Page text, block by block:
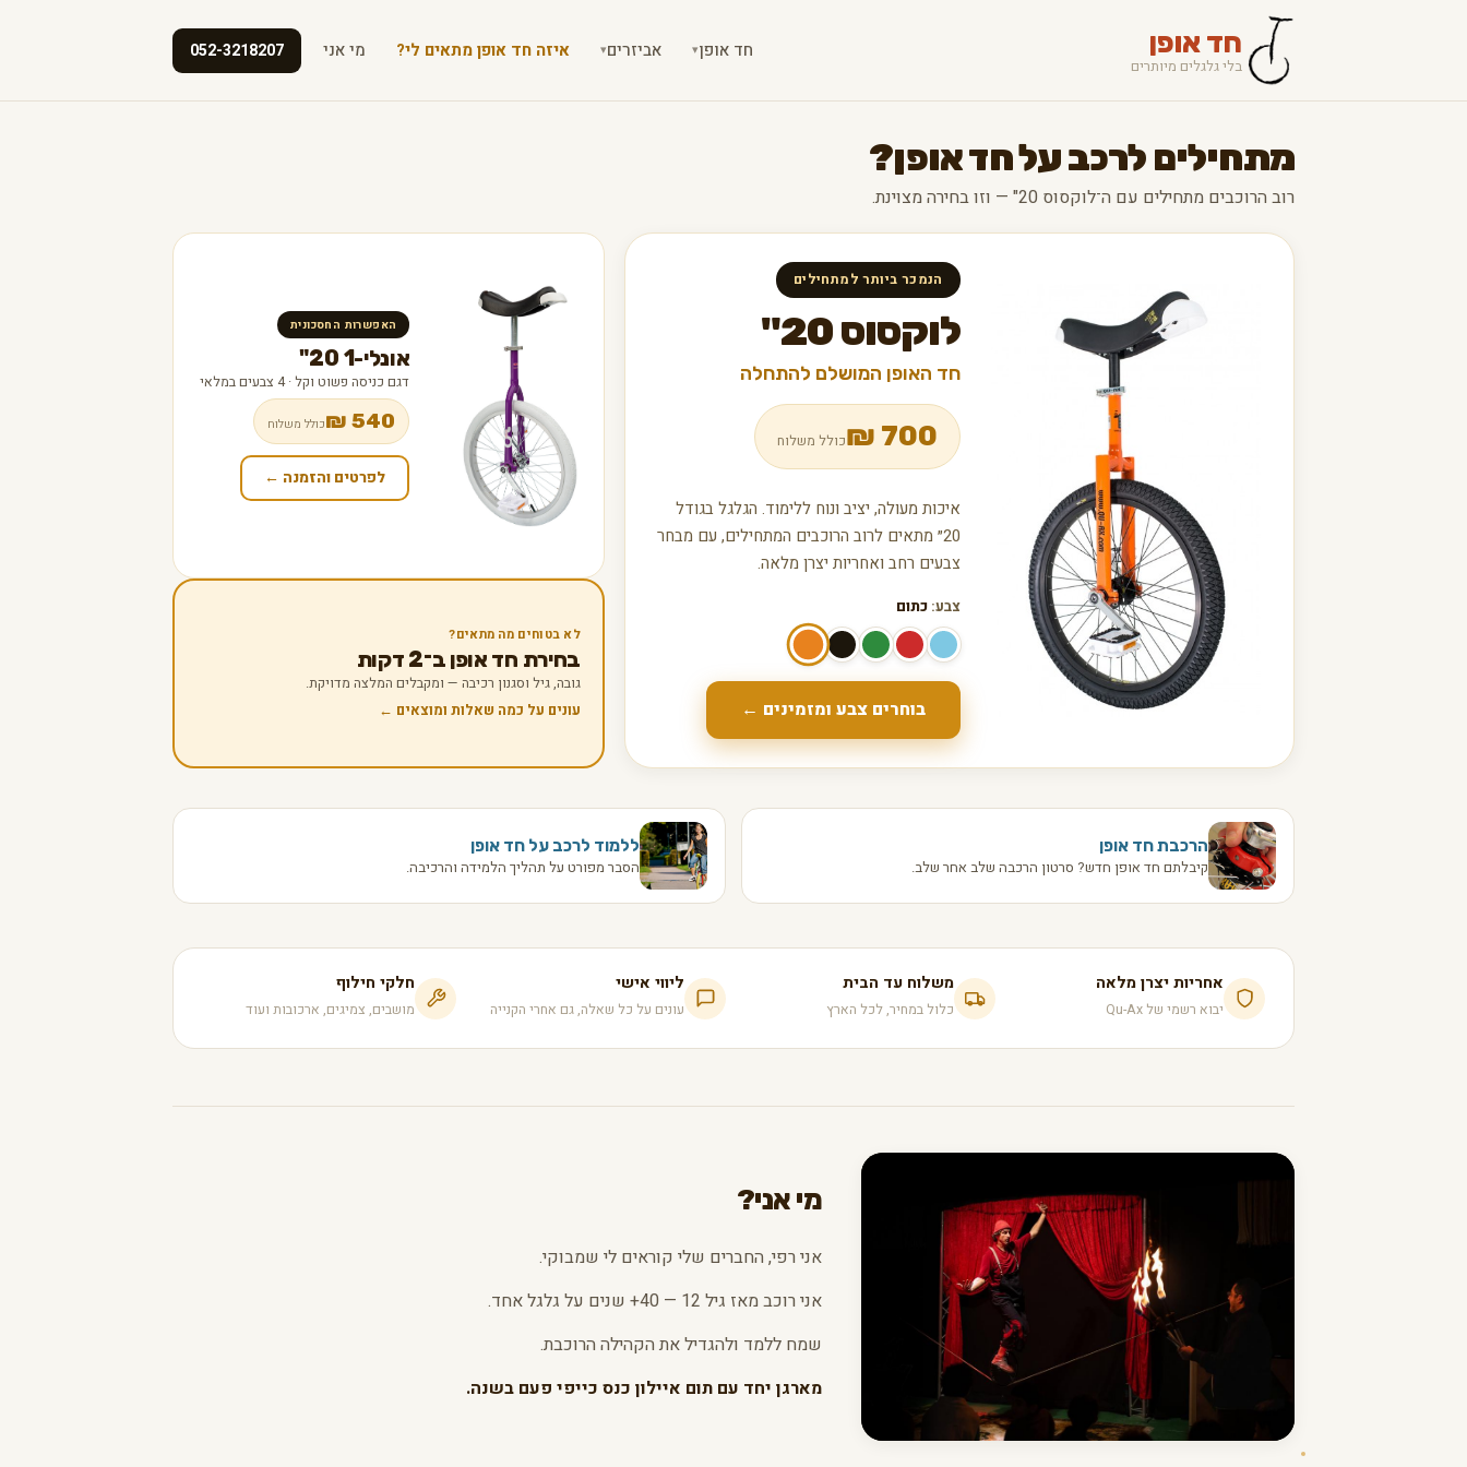
חד אופן
בלי גלגלים מיותרים
חד אופן▾ אביזרים▾ איזה חד אופן מתאים לי? מי אני 052-3218207
מתחילים לרכב על חד אופן?
רוב הרוכבים מתחילים עם ה־לוקסוס 20" — וזו בחירה מצוינת.
הנמכר ביותר למתחילים
לוקסוס 20"
חד האופן המושלם להתחלה
700
₪כולל משלוח
איכות מעולה, יציב ונוח ללימוד. הגלגל בגודל
20״ מתאים לרוב הרוכבים המתחילים, עם מבחר
צבעים רחב ואחריות יצרן מלאה.
צבע:כתום
בוחרים צבע ומזמינים ←
האפשרות החסכונית
אונלי-1 20"
דגם כניסה פשוט וקל · 4 צבעים במלאי
540 ₪ כולל משלוח
לפרטים והזמנה ←
לא בטוחים מה מתאים?
בחירת חד אופן ב־2 דקות
גובה, גיל וסגנון רכיבה — ומקבלים המלצה מדויקת.
עונים על כמה שאלות ומוצאים ←
הרכבת חד אופן
קיבלתם חד אופן חדש? סרטון הרכבה שלב אחר שלב.
ללמוד לרכב על חד אופן
הסבר מפורט על תהליך הלמידה והרכיבה.
אחריות יצרן מלאה
יבוא רשמי של Qu-Ax
משלוח עד הבית
כלול במחיר, לכל הארץ
ליווי אישי
עונים על כל שאלה, גם אחרי הקנייה
חלקי חילוף
מושבים, צמיגים, ארכובות ועוד
מי אני?
אני רפי, החברים שלי קוראים לי שמבוקי.
אני רוכב מאז גיל 12 — 40+ שנים על גלגל אחד.
שמח ללמד ולהגדיל את הקהילה הרוכבת.
מארגן יחד עם תום איילון כנס כייפי פעם בשנה.